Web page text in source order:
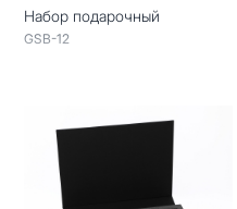
Набор подарочный
GSB-12